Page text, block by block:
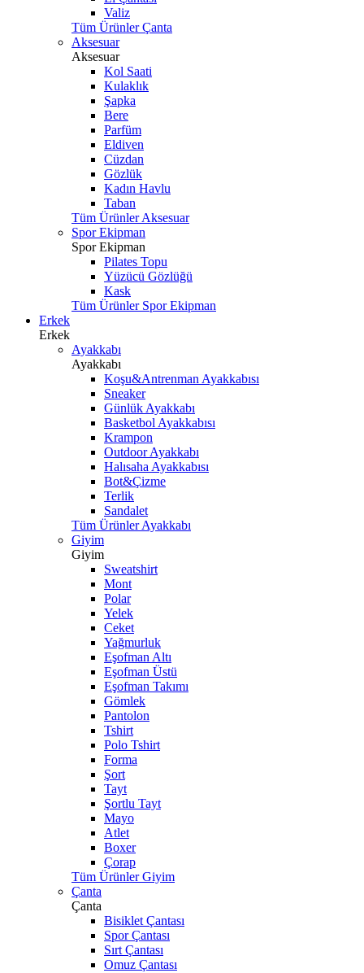
Valiz
Tüm Ürünler Çanta
Aksesuar
Aksesuar
Kol Saati
Kulaklık
Şapka
Bere
Parfüm
Eldiven
Cüzdan
Gözlük
Kadın Havlu
Taban
Tüm Ürünler Aksesuar
Spor Ekipman
Spor Ekipman
Pilates Topu
Yüzücü Gözlüğü
Kask
Tüm Ürünler Spor Ekipman
Erkek
Erkek
Ayakkabı
Ayakkabı
Koşu&Antrenman Ayakkabısı
Sneaker
Günlük Ayakkabı
Basketbol Ayakkabısı
Krampon
Outdoor Ayakkabı
Halısaha Ayakkabısı
Bot&Çizme
Terlik
Sandalet
Tüm Ürünler Ayakkabı
Giyim
Giyim
Sweatshirt
Mont
Polar
Yelek
Ceket
Yağmurluk
Eşofman Altı
Eşofman Üstü
Eşofman Takımı
Gömlek
Pantolon
Tshirt
Polo Tshirt
Forma
Şort
Tayt
Şortlu Tayt
Mayo
Atlet
Boxer
Çorap
Tüm Ürünler Giyim
Çanta
Çanta
Bisiklet Çantası
Spor Çantası
Sırt Çantası
Omuz Çantası